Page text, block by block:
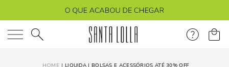
O que você está procurando?
LIQUIDA | BOLSAS E ACESSÓRIOS ATÉ 30% OFF